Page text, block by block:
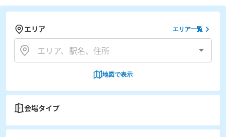
エリア エリア一覧
地図で表示
会場タイプ